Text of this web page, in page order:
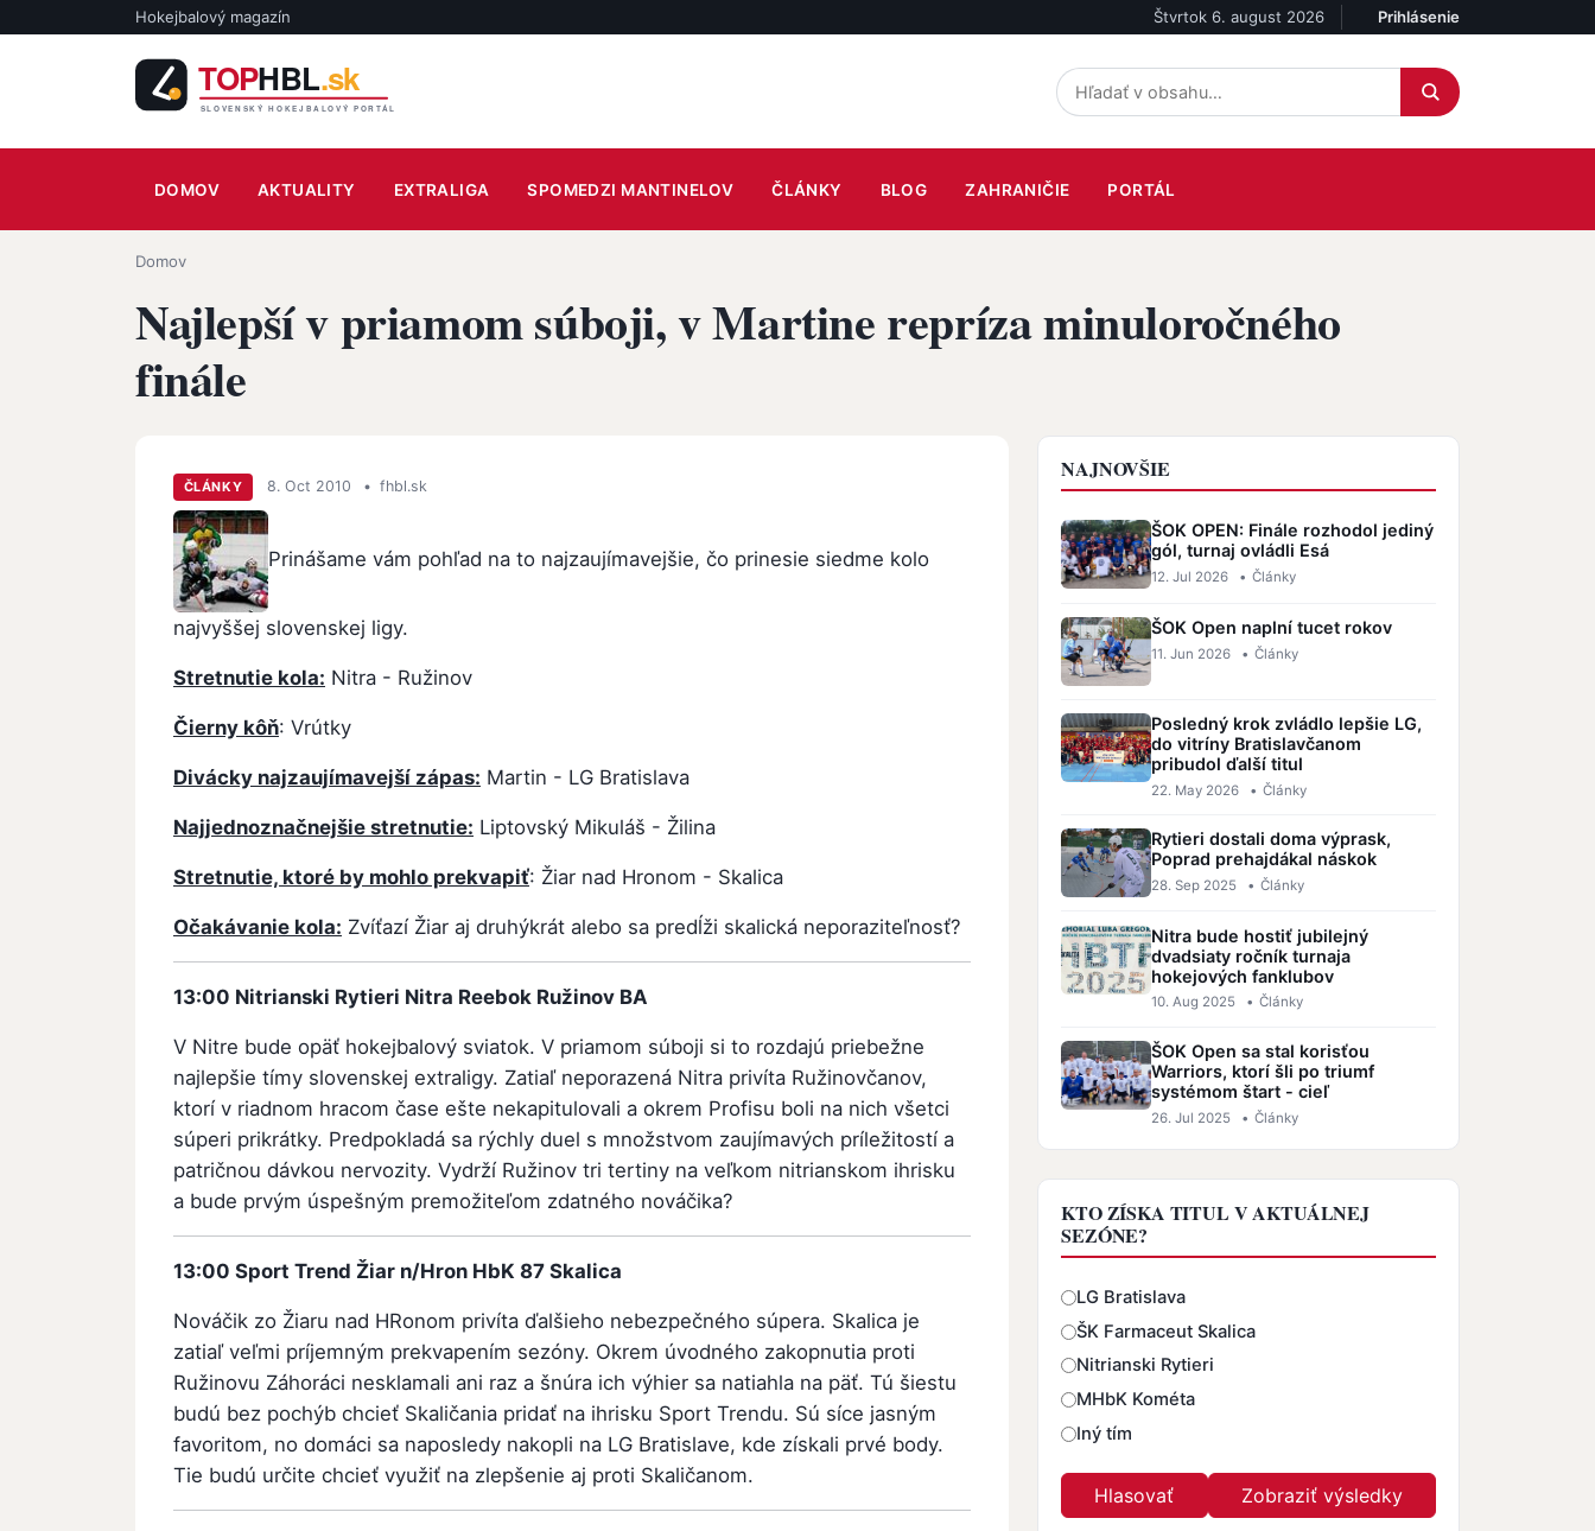
Skočiť na hlavný obsahHokejbalový magazín Štvrtok 6. august 2026 Účet
Prihlásenie
Main navigation
DOMOV AKTUALITY EXTRALIGA SPOMEDZI MANTINELOV ČLÁNKY BLOG ZAHRANIČIE PORTÁL
Omrvinka
Domov
Najlepší v priamom súboji, v Martine repríza minuloročného
finále
ČLÁNKY 8. Oct 2010 • fhbl.sk
Prinášame vám pohľad na to najzaujímavejšie, čo prinesie siedme kolo
najvyššej slovenskej ligy.
Stretnutie kola: Nitra - Ružinov
Čierny kôň: Vrútky
Divácky najzaujímavejší zápas: Martin - LG Bratislava
Najjednoznačnejšie stretnutie: Liptovský Mikuláš - Žilina
Stretnutie, ktoré by mohlo prekvapiť: Žiar nad Hronom - Skalica
Očakávanie kola: Zvíťazí Žiar aj druhýkrát alebo sa predĺži skalická neporaziteľnosť?
13:00 Nitrianski Rytieri Nitra Reebok Ružinov BA
V Nitre bude opäť hokejbalový sviatok. V priamom súboji si to rozdajú priebežne
najlepšie tímy slovenskej extraligy. Zatiaľ neporazená Nitra privíta Ružinovčanov,
ktorí v riadnom hracom čase ešte nekapitulovali a okrem Profisu boli na nich všetci
súperi prikrátky. Predpokladá sa rýchly duel s množstvom zaujímavých príležitostí a
patričnou dávkou nervozity. Vydrží Ružinov tri tertiny na veľkom nitrianskom ihrisku
a bude prvým úspešným premožiteľom zdatného nováčika?
13:00 Sport Trend Žiar n/Hron HbK 87 Skalica
Nováčik zo Žiaru nad HRonom privíta ďalšieho nebezpečného súpera. Skalica je
zatiaľ veľmi príjemným prekvapením sezóny. Okrem úvodného zakopnutia proti
Ružinovu Záhoráci nesklamali ani raz a šnúra ich výhier sa natiahla na päť. Tú šiestu
budú bez pochýb chcieť Skaličania pridať na ihrisku Sport Trendu. Sú síce jasným
favoritom, no domáci sa naposledy nakopli na LG Bratislave, kde získali prvé body.
Tie budú určite chcieť využiť na zlepšenie aj proti Skaličanom.
NAJNOVŠIE
ŠOK OPEN: Finále rozhodol jediný
gól, turnaj ovládli Esá
12. Jul 2026 • Články
ŠOK Open naplní tucet rokov
11. Jun 2026 • Články
Posledný krok zvládlo lepšie LG,
do vitríny Bratislavčanom
pribudol ďalší titul
22. May 2026 • Články
Rytieri dostali doma výprask,
Poprad prehajdákal náskok
28. Sep 2025 • Články
Nitra bude hostiť jubilejný
dvadsiaty ročník turnaja
hokejových fanklubov
10. Aug 2025 • Články
ŠOK Open sa stal korisťou
Warriors, ktorí šli po triumf
systémom štart - cieľ
26. Jul 2025 • Články
KTO ZÍSKA TITUL V AKTUÁLNEJ
SEZÓNE?
Odpovede
LG Bratislava
ŠK Farmaceut Skalica
Nitrianski Rytieri
MHbK Kométa
Iný tím